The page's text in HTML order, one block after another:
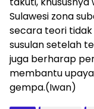
Sulawesi zona
secara teori
susulan setelah
juga berharap
membantu
gempa.(Iwan)